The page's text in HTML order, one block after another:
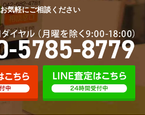
お気軽にご相談ください